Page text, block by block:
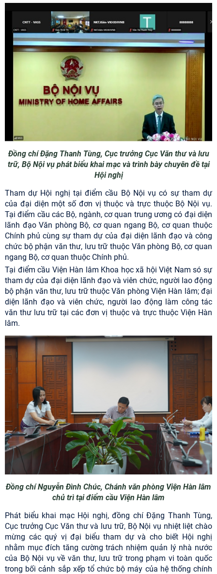
Đồng chí Đặng Thanh Tùng, Cục trưởng Cục Văn thư và lưu
trữ, Bộ Nội vụ phát biểu khai mạc và trình bày chuyên đề tại
Hội nghị
Tham dự Hội nghị tại điểm cầu Bộ Nội vụ có sự tham dự
của đại diện một số đơn vị thuộc và trực thuộc Bộ Nội vụ.
Tại điểm cầu các Bộ, ngành, cơ quan trung ương có đại diện
lãnh đạo Văn phòng Bộ, cơ quan ngang Bộ, cơ quan thuộc
Chính phủ cùng sự tham dự của đại diện lãnh đạo và công
chức bộ phận văn thư, lưu trữ thuộc Văn phòng Bộ, cơ quan
ngang Bộ, cơ quan thuộc Chính phủ.
Tại điểm cầu Viện Hàn lâm Khoa học xã hội Việt Nam só sự
tham dự của đại diện lãnh đạo và viên chức, người lao động
bộ phận văn thư, lưu trữ thuộc Văn phòng Viện Hàn lâm; đại
diện lãnh đạo và viên chức, người lao động làm công tác
văn thư lưu trữ tại các đơn vị thuộc và trực thuộc Viện Hàn
lâm.
Đồng chí Nguyễn Đình Chúc, Chánh văn phòng Viện Hàn lâm
chủ trì tại điểm cầu Viện Hàn lâm
Phát biểu khai mạc Hội nghị, đồng chí Đặng Thanh Tùng,
Cục trưởng Cục Văn thư và lưu trữ, Bộ Nội vụ nhiệt liệt chào
mừng các quý vị đại biểu tham dự và cho biết Hội nghị
nhằm mục đích tăng cường trách nhiệm quản lý nhà nước
của Bộ Nội vụ về văn thư, lưu trữ trong phạm vi toàn quốc
trong bối cảnh sắp xếp tổ chức bộ máy của hệ thống chính